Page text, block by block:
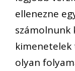
ellenezne
számolnunk
kimenetelek
olyan